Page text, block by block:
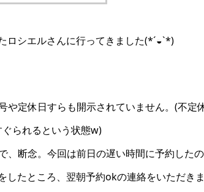
シエルさんに行ってきました(*´◒`*)
や定休日すらも開示されていません。(不定
られるという状態w)
、断念。今回は前日の遅い時間に予約した
たところ、翌朝予約okの連絡をいただき